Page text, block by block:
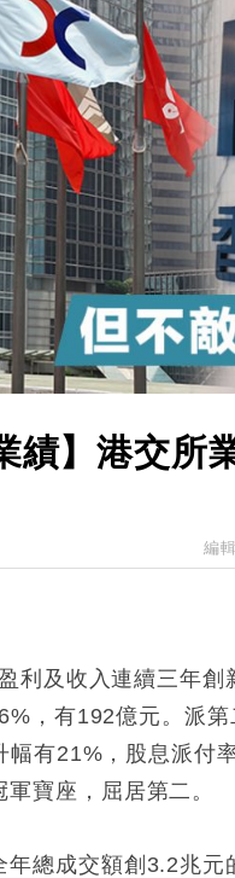
SA售股自救後再出手 斥
華僑銀行上半年淨利創
滙豐上調香港今年GDP
假冒內地執法人員要求
｜日經失守6.5萬點後回穩
｜恒隆10月換帥 玩具「
｜韓股反覆波動收跌 連挫
｜內地7月美元計價出口
｜日本春季三度入市撐日
｜特朗普料美伊戰事快結
｜SA售股自救後再出手
績】港交
編
利及收入連續三年創
，有192億元。派
幅有21% ，股息派付
寶座，屈居第二。
年總成交額創 3.2兆元